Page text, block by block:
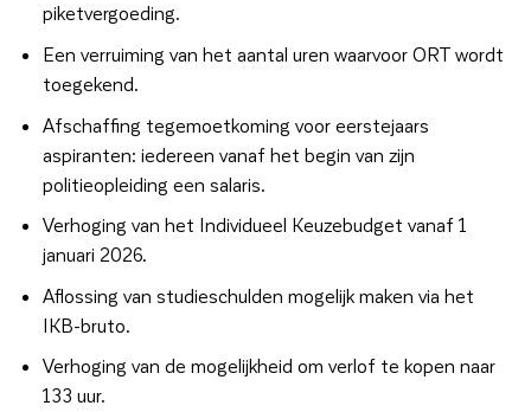
piketvergoeding.
Een verruiming van het aantal uren waarvoor ORT wordt
toegekend.
Afschaffing tegemoetkoming voor eerstejaars
aspiranten: iedereen vanaf het begin van zijn
politieopleiding een salaris.
Verhoging van het Individueel Keuzebudget vanaf 1
januari 2026.
Aflossing van studieschulden mogelijk maken via het
IKB-bruto.
Verhoging van de mogelijkheid om verlof te kopen naar
133 uur.